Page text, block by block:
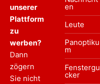
unserer
Plattform
zu
werben?
Dann
zögern
Sie nicht
en
Leute
Panoptiku
m
Fenstergu
cker